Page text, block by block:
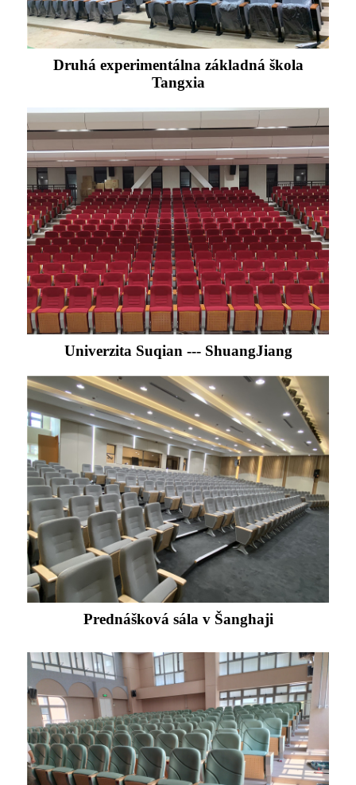
Druhá experimentálna základná škola
Tangxia
Univerzita Suqian --- ShuangJiang
Prednášková sála v Šanghaji